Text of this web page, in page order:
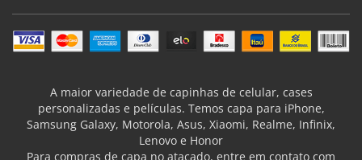
A maior variedade de capinhas de celular, cases
personalizadas e películas. Temos capa para iPhone,
Samsung Galaxy, Motorola, Asus, Xiaomi, Realme, Infinix,
Lenovo e Honor
Para compras de capa no atacado, entre em contato com